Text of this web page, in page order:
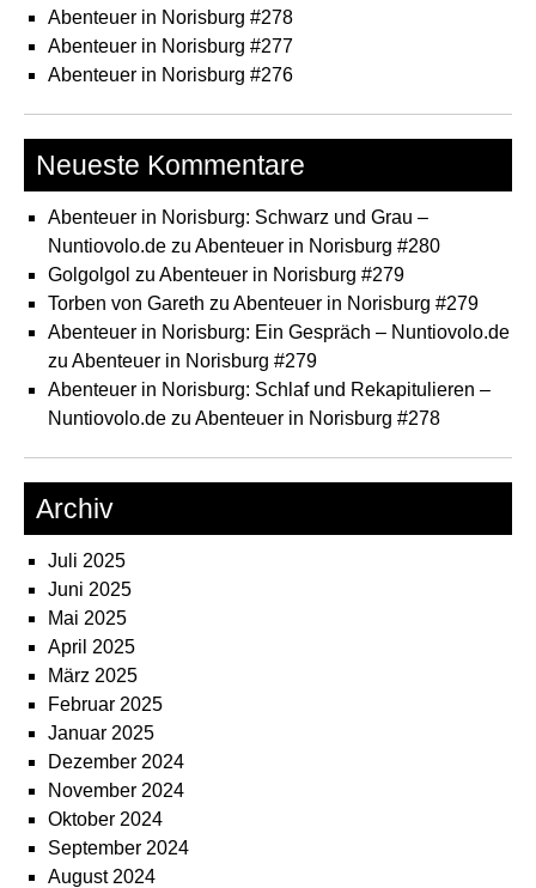
Abenteuer in Norisburg #278
Abenteuer in Norisburg #277
Abenteuer in Norisburg #276
Neueste Kommentare
Abenteuer in Norisburg: Schwarz und Grau –
Nuntiovolo.de zu Abenteuer in Norisburg #280
Golgolgol zu Abenteuer in Norisburg #279
Torben von Gareth zu Abenteuer in Norisburg #279
Abenteuer in Norisburg: Ein Gespräch – Nuntiovolo.de
zu Abenteuer in Norisburg #279
Abenteuer in Norisburg: Schlaf und Rekapitulieren –
Nuntiovolo.de zu Abenteuer in Norisburg #278
Archiv
Juli 2025
Juni 2025
Mai 2025
April 2025
März 2025
Februar 2025
Januar 2025
Dezember 2024
November 2024
Oktober 2024
September 2024
August 2024